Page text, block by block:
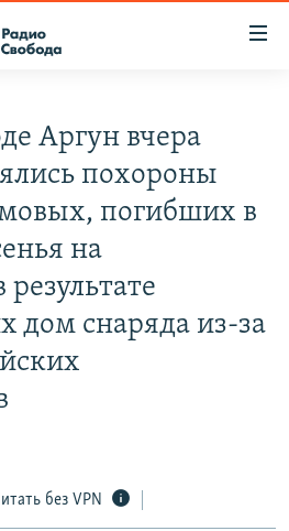
Аргун вчера
похороны
погибших в
на
дом снаряда из-за
без VPN